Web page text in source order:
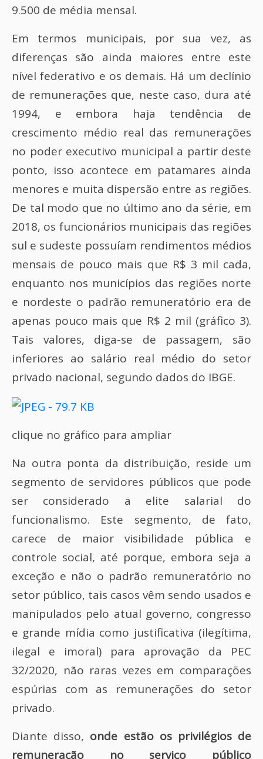
9.500 de média mensal.
Em termos municipais, por sua vez, as
diferenças são ainda maiores entre este
nível federativo e os demais. Há um declínio
de remunerações que, neste caso, dura até
1994, e embora haja tendência de
crescimento médio real das remunerações
no poder executivo municipal a partir deste
ponto, isso acontece em patamares ainda
menores e muita dispersão entre as regiões.
De tal modo que no último ano da série, em
2018, os funcionários municipais das regiões
sul e sudeste possuíam rendimentos médios
mensais de pouco mais que R$ 3 mil cada,
enquanto nos municípios das regiões norte
e nordeste o padrão remuneratório era de
apenas pouco mais que R$ 2 mil (gráfico 3).
Tais valores, diga-se de passagem, são
inferiores ao salário real médio do setor
privado nacional, segundo dados do IBGE.
clique no gráfico para ampliar
Na outra ponta da distribuição, reside um
segmento de servidores públicos que pode
ser considerado a elite salarial do
funcionalismo. Este segmento, de fato,
carece de maior visibilidade pública e
controle social, até porque, embora seja a
exceção e não o padrão remuneratório no
setor público, tais casos vêm sendo usados e
manipulados pelo atual governo, congresso
e grande mídia como justificativa (ilegítima,
ilegal e imoral) para aprovação da PEC
32/2020, não raras vezes em comparações
espúrias com as remunerações do setor
privado.
Diante disso, onde estão os privilégios de
remuneração no serviço público